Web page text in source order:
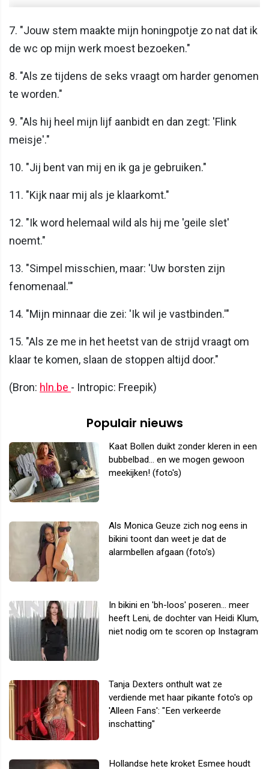
7. "Jouw stem maakte mijn honingpotje zo nat dat ik
de wc op mijn werk moest bezoeken."
8. "Als ze tijdens de seks vraagt om harder genomen
te worden."
9. "Als hij heel mijn lijf aanbidt en dan zegt: 'Flink
meisje'."
10. "Jij bent van mij en ik ga je gebruiken."
11. "Kijk naar mij als je klaarkomt."
12. "Ik word helemaal wild als hij me 'geile slet'
noemt."
13. "Simpel misschien, maar: 'Uw borsten zijn
fenomenaal.'"
14. "Mijn minnaar die zei: 'Ik wil je vastbinden.'"
15. "Als ze me in het heetst van de strijd vraagt om
klaar te komen, slaan de stoppen altijd door."
(Bron: hln.be - Intropic: Freepik)
Populair nieuws
Kaat Bollen duikt zonder kleren in een
bubbelbad... en we mogen gewoon
meekijken! (foto's)
Als Monica Geuze zich nog eens in
bikini toont dan weet je dat de
alarmbellen afgaan (foto's)
In bikini en 'bh-loos' poseren... meer
heeft Leni, de dochter van Heidi Klum,
niet nodig om te scoren op Instagram
Tanja Dexters onthult wat ze
verdiende met haar pikante foto's op
'Alleen Fans': "Een verkeerde
inschatting"
Hollandse hete kroket Esmee houdt